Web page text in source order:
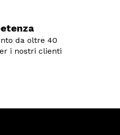
da oltre 40
i nostri clienti